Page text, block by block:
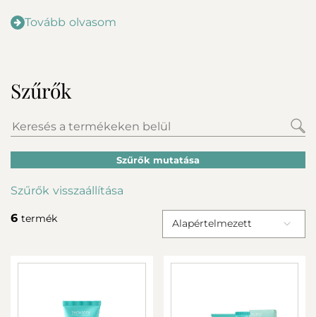
Tovább olvasom
Szűrők
Szűrők mutatása
Szűrők visszaállítása
6 termék Alapértelmezett